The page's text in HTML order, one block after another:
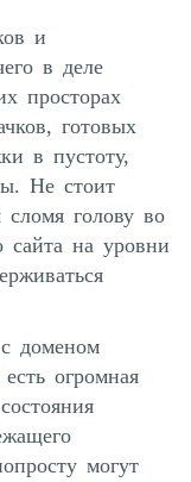
и
в деле
просторах
готовых
в пустоту,
Не стоит
сломя голову во
сайта на уровни
доменом
огромная
могут